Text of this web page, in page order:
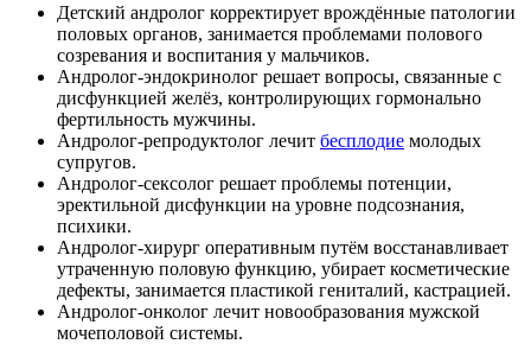
Детский андролог корректирует врождённые патологии
половых органов, занимается проблемами полового
созревания и воспитания у мальчиков.
Андролог-эндокринолог решает вопросы, связанные с
дисфункцией желёз, контролирующих гормонально
фертильность мужчины.
Андролог-репродуктолог лечит бесплодие молодых
супругов.
Андролог-сексолог решает проблемы потенции,
эректильной дисфункции на уровне подсознания,
психики.
Андролог-хирург оперативным путём восстанавливает
утраченную половую функцию, убирает косметические
дефекты, занимается пластикой гениталий, кастрацией.
Андролог-онколог лечит новообразования мужской
мочеполовой системы.